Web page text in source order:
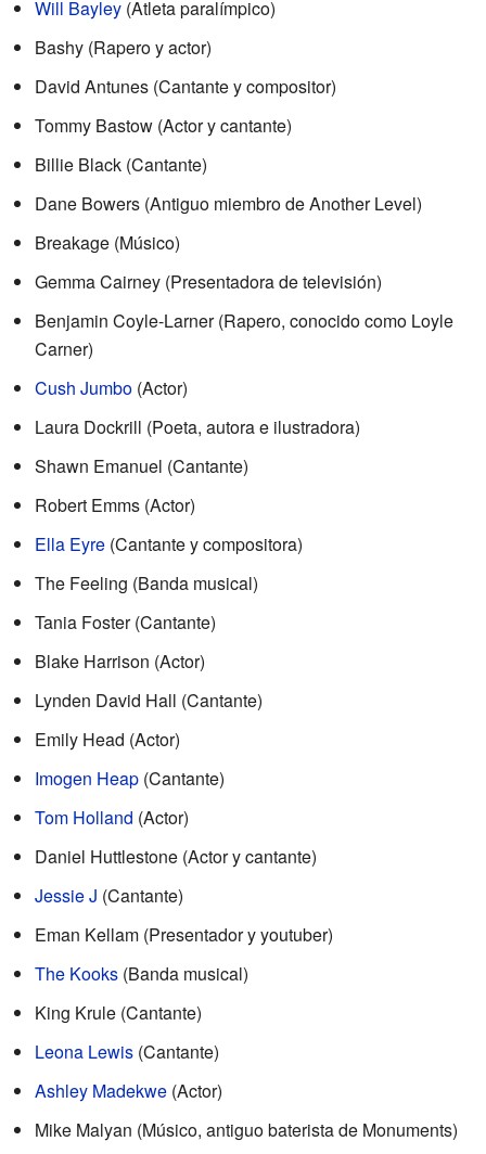
Will Bayley (Atleta paralímpico)
Bashy (Rapero y actor)
David Antunes (Cantante y compositor)
Tommy Bastow (Actor y cantante)
Billie Black (Cantante)
Dane Bowers (Antiguo miembro de Another Level)
Breakage (Músico)
Gemma Cairney (Presentadora de televisión)
Benjamin Coyle-Larner (Rapero, conocido como Loyle
Carner)
Cush Jumbo (Actor)
Laura Dockrill (Poeta, autora e ilustradora)
Shawn Emanuel (Cantante)
Robert Emms (Actor)
Ella Eyre (Cantante y compositora)
The Feeling (Banda musical)
Tania Foster (Cantante)
Blake Harrison (Actor)
Lynden David Hall (Cantante)
Emily Head (Actor)
Imogen Heap (Cantante)
Tom Holland (Actor)
Daniel Huttlestone (Actor y cantante)
Jessie J (Cantante)
Eman Kellam (Presentador y youtuber)
The Kooks (Banda musical)
King Krule (Cantante)
Leona Lewis (Cantante)
Ashley Madekwe (Actor)
Mike Malyan (Músico, antiguo baterista de Monuments)